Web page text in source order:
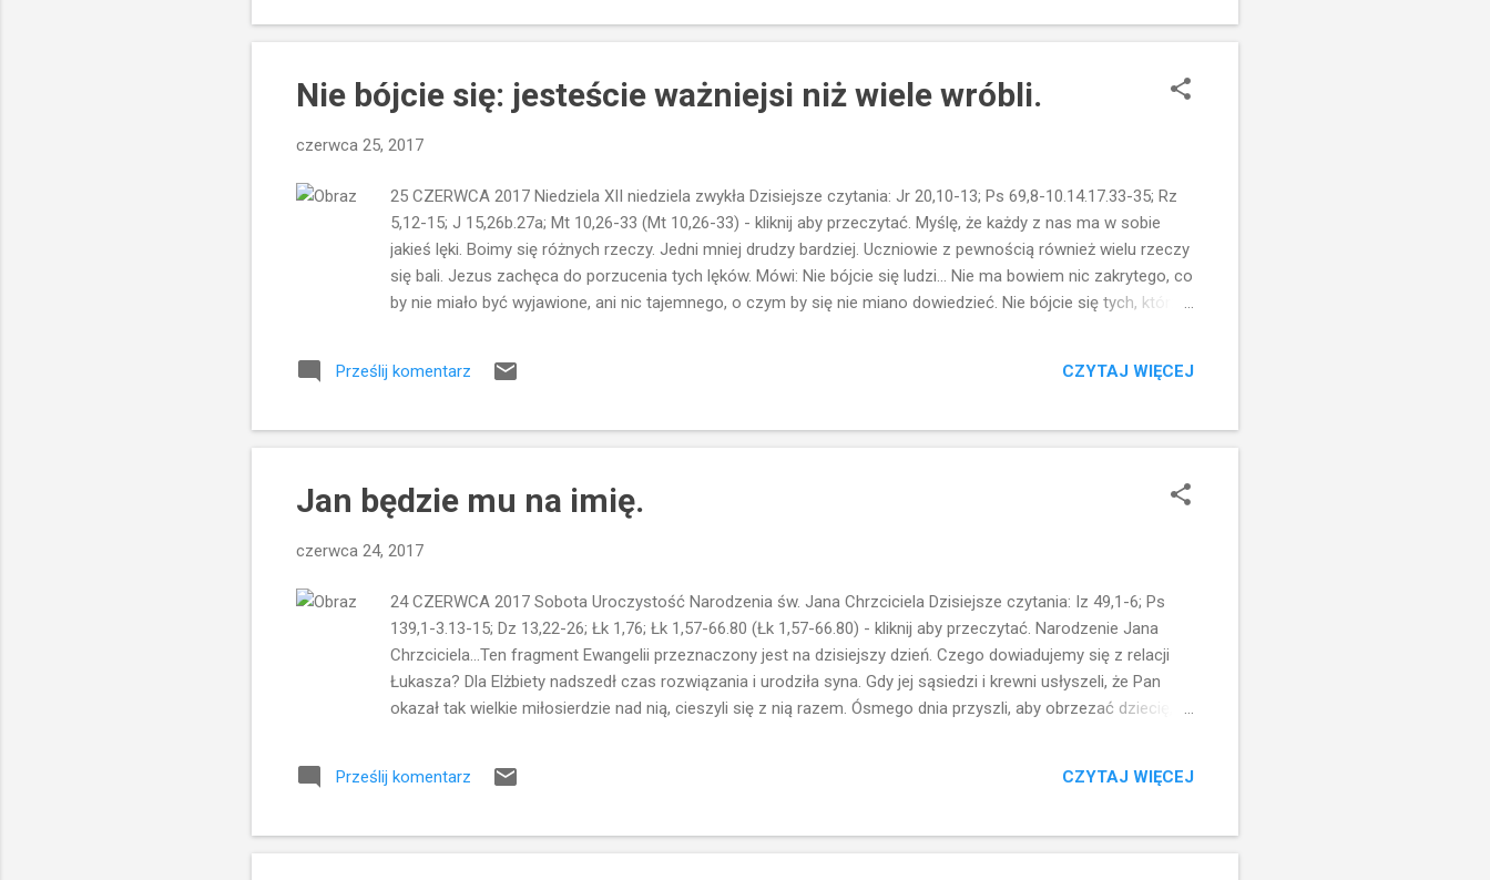
przypadku negatywne sądy na temat księży lub osób zakonnych, przełożonych oraz osób na
wysokich stanowiskach, czyli wszystkich, który powinni być wzorem...
Nie bójcie się: jesteście ważniejsi niż wiele wróbli.
czerwca 25, 2017
25 CZERWCA 2017 Niedziela XII niedziela zwykła Dzisiejsze czytania: Jr 20,10-13; Ps 69,8-10.14.17.33-35; Rz
5,12-15; J 15,26b.27a; Mt 10,26-33 (Mt 10,26-33) - kliknij aby przeczytać. Myślę, że każdy z nas ma w sobie
jakieś lęki. Boimy się różnych rzeczy. Jedni mniej drudzy bardziej. Uczniowie z pewnością również wielu rzeczy
się bali. Jezus zachęca do porzucenia tych lęków. Mówi: Nie bójcie się ludzi... Nie ma bowiem nic zakrytego, co
by nie miało być wyjawione, ani nic tajemnego, o czym by się nie miano dowiedzieć. Nie bójcie się tych, którzy
Ludzie tak naprawdę nie mogą nam nic zrobić. Nawet jeżeli dla imienia Jezusa stracimy życie, to tak naprawdę
Prześlij komentarz CZYTAJ WIĘCEJ
Jan będzie mu na imię.
czerwca 24, 2017
24 CZERWCA 2017 Sobota Uroczystość Narodzenia św. Jana Chrzciciela Dzisiejsze czytania: Iz 49,1-6; Ps
139,1-3.13-15; Dz 13,22-26; Łk 1,76; Łk 1,57-66.80 (Łk 1,57-66.80) - kliknij aby przeczytać. Narodzenie Jana
Chrzciciela...Ten fragment Ewangelii przeznaczony jest na dzisiejszy dzień. Czego dowiadujemy się z relacji
Łukasza? Dla Elżbiety nadszedł czas rozwiązania i urodziła syna. Gdy jej sąsiedzi i krewni usłyszeli, że Pan
okazał tak wielkie miłosierdzie nad nią, cieszyli się z nią razem. Ósmego dnia przyszli, aby obrzezać dziecię, i
Zachariasza wydarzenie...Naturalna jest, więc i radość całego otoczenia...krewnych i sąsiadów...w końcu
tradycji - ws...
Prześlij komentarz CZYTAJ WIĘCEJ